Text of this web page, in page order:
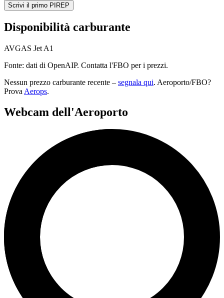
Scrivi il primo PIREP
Disponibilità carburante
AVGAS Jet A1
Fonte: dati di OpenAIP. Contatta l'FBO per i prezzi.
Nessun prezzo carburante recente – segnala qui. Aeroporto/FBO?
Prova Aerops.
Webcam dell'Aeroporto